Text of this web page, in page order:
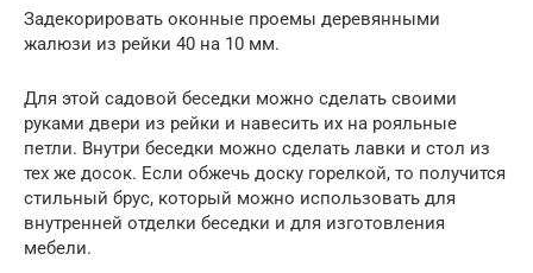
Задекорировать оконные проемы деревянными
жалюзи из рейки 40 на 10 мм.
Для этой садовой беседки можно сделать своими
руками двери из рейки и навесить их на рояльные
петли. Внутри беседки можно сделать лавки и стол из
тех же досок. Если обжечь доску горелкой, то получится
стильный брус, который можно использовать для
внутренней отделки беседки и для изготовления
мебели.